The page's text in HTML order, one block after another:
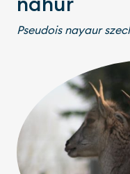
Pseudois nayaur